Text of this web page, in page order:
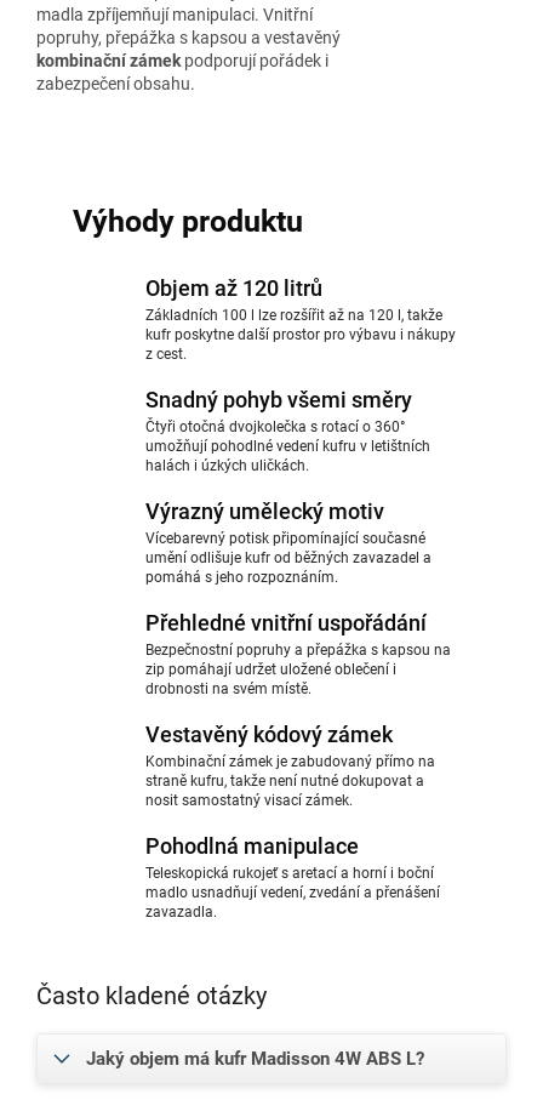
madla zpříjemňují manipulaci. Vnitřní
popruhy, přepážka s kapsou a vestavěný
kombinační zámek podporují pořádek i
zabezpečení obsahu.
Výhody produktu
Objem až 120 litrů
Základních 100 l lze rozšířit až na 120 l, takže
kufr poskytne další prostor pro výbavu i nákupy
z cest.
Snadný pohyb všemi směry
Čtyři otočná dvojkolečka s rotací o 360°
umožňují pohodlné vedení kufru v letištních
halách i úzkých uličkách.
Výrazný umělecký motiv
Vícebarevný potisk připomínající současné
umění odlišuje kufr od běžných zavazadel a
pomáhá s jeho rozpoznáním.
Přehledné vnitřní uspořádání
Bezpečnostní popruhy a přepážka s kapsou na
zip pomáhají udržet uložené oblečení i
drobnosti na svém místě.
Vestavěný kódový zámek
Kombinační zámek je zabudovaný přímo na
straně kufru, takže není nutné dokupovat a
nosit samostatný visací zámek.
Pohodlná manipulace
Teleskopická rukojeť s aretací a horní i boční
madlo usnadňují vedení, zvedání a přenášení
zavazadla.
Často kladené otázky
Jaký objem má kufr Madisson 4W ABS L?